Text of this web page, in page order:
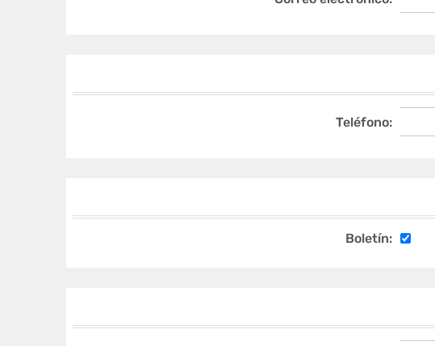
Teléfono:
Boletín: